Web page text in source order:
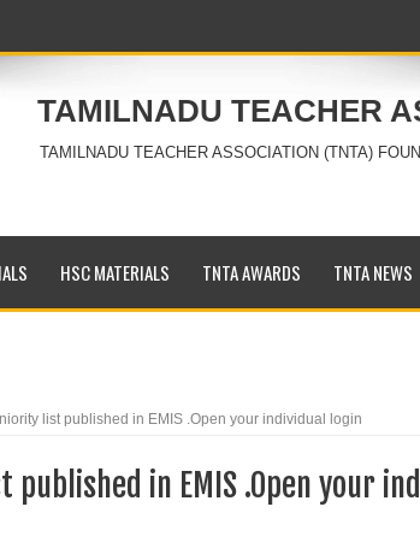
TAMILNADU TEACHER
TAMILNADU TEACHER ASSOCIATION (TNTA)
HSC MATERIALS TNTA AWARDS TNTA NEWS
list published in EMIS .Open your individual login
in EMIS .Open your